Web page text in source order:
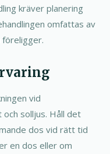
kräver planering
omfattas av
vid
solljus. Håll det
dos vid rätt tid
en dos eller om